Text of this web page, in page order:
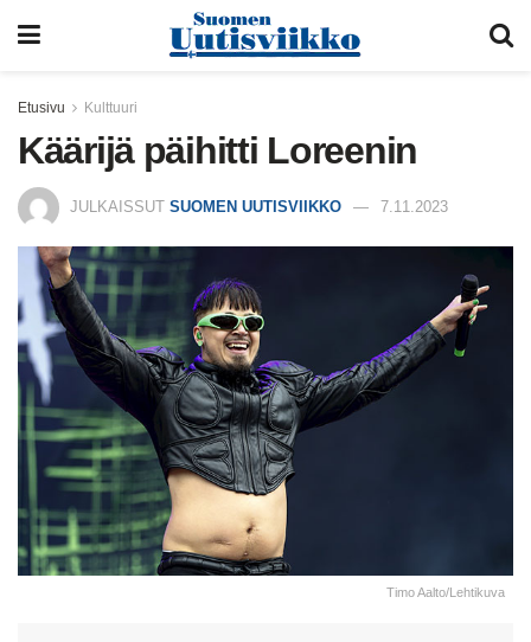
Etusivu Kulttuuri
Käärijä päihitti Loreenin
JULKAISSUT SUOMEN UUTISVIIKKO 7.11.2023
Timo Aalto/Lehtikuva